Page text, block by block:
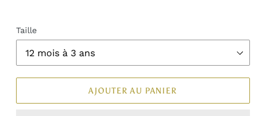
Taille
AJOUTER AU PANIER